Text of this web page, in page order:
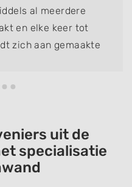
al meerdere
en elke keer tot
zich aan gemaakte
uit de
specialisatie